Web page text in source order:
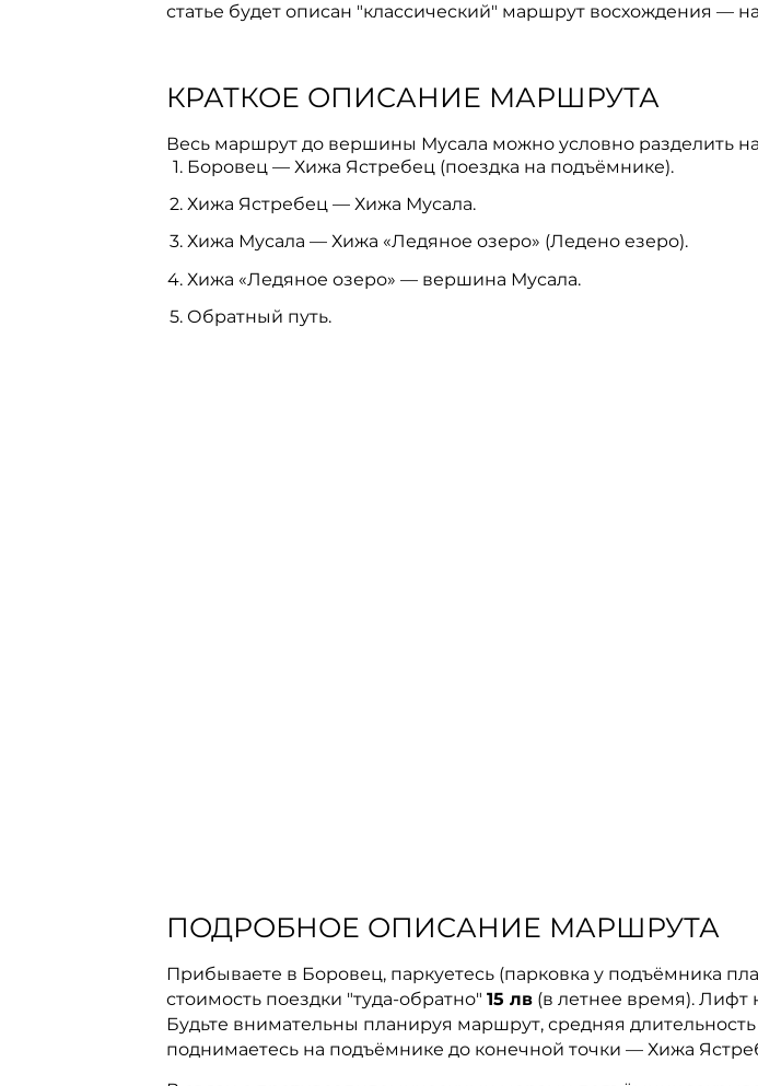
статье будет описан "классический" маршрут восхождения
КРАТКОЕ ОПИСАНИЕ МАРШРУТА
Весь маршрут до вершины Мусала можно условно разделить на
Боровец — Хижа Ястребец (поездка на подъёмнике).
Хижа Ястребец — Хижа Мусала.
Хижа Мусала — Хижа «Ледяное озеро» (Ледено езеро).
Хижа «Ледяное озеро» — вершина Мусала.
Обратный путь.
ПОДРОБНОЕ ОПИСАНИЕ МАРШРУТА
Прибываете в Боровец, паркуетесь (парковка у подъёмника
стоимость поездки "туда-обратно" 15 лв (в летнее время). Лифт
Будьте внимательны планируя маршрут, средняя
поднимаетесь на подъёмнике до конечной точки — Хижа